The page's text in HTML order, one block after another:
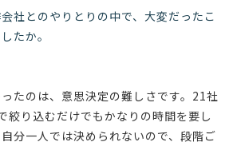
社とのやりとりの中で、大変だったこ
たか。
たのは、意思決定の難しさです。21社
絞り込むだけでもかなりの時間を要し
分一人では決められないので、段階ご